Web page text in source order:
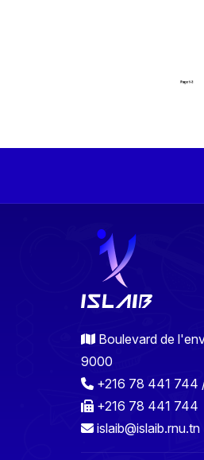
Boulevard de
9000
+216 78 441
+216 78 441 744
islaib@islaib.rnu.tn